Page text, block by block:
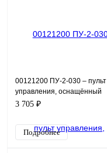
00121200 ПУ-2-030 – пульт
управления, оснащённый
кнопкой зеленой Пуск 1НО,
3 705 ₽
Подробнее